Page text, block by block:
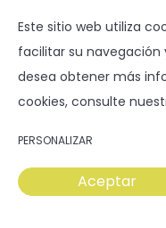
Aviso legal
Política de privacidad
Condiciones de venta
Condiciones de
Este sitio web utiliza
facilitar su navegación
desea obtener más
cookies, consulte
PERSONALIZAR
Aceptar